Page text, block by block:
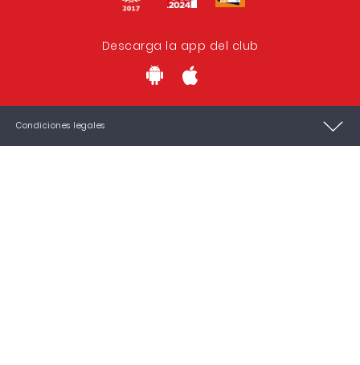
Descarga la app del club
Condiciones legales